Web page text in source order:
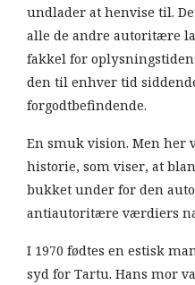
OM
ARBEJDEREN
undlader at henvise til.
alle de andre autoritære
fakkel for
den til enhver tid
forgodtbefindende.
En smuk vision. Men her
historie, som viser, at
bukket under for den
antiautoritære værdiers
I 1970 fødtes en estisk
syd for Tartu. Hans mor